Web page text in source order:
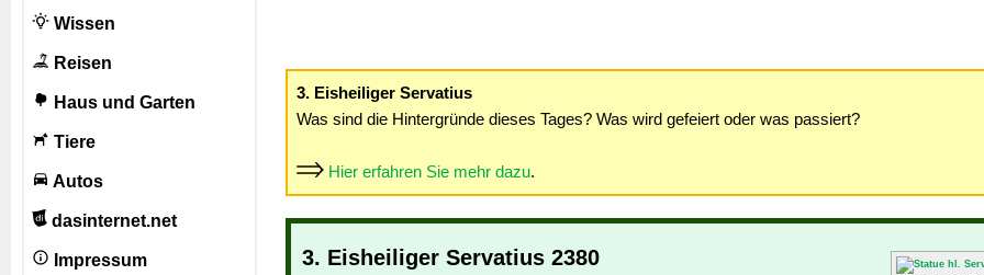
Wissen
Reisen
Haus und Garten
Tiere
Autos
dasinternet.net
Impressum
3. Eisheiliger Servatius
Was sind die Hintergründe dieses Tages? Was wird gefeiert oder was passiert?
Hier erfahren Sie mehr dazu.
3. Eisheiliger Servatius 2380